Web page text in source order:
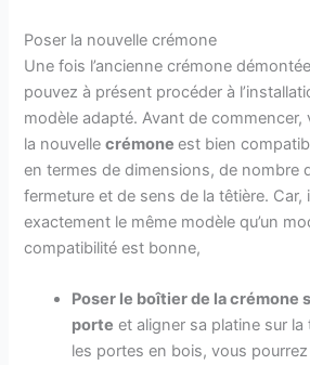
Poser la nouvelle crémone
Une fois l’ancienne crémone
pouvez à présent procéder à
modèle adapté. Avant de commencer,
la nouvellecrémoneest bien
en termes de dimensions, de nombre
fermeture et de sens de la têtière. Car,
exactement le même modèle qu’un
compatibilité est bonne,
Poser le boîtier de la crémone
porte et aligner sa platine sur
les portes en bois, vous